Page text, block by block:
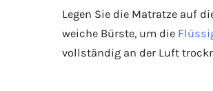
Legen Sie die Matratze auf
weiche Bürste, um die
vollständig an der Luft